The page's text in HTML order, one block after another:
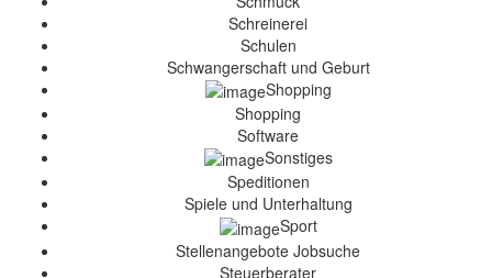
Schreinerei
Schulen
Schwangerschaft und Geburt
Shopping
Shopping
Software
Sonstiges
Speditionen
Spiele und Unterhaltung
Sport
Stellenangebote Jobsuche
Steuerberater